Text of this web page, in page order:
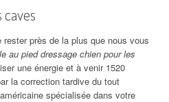
rester près de la plus que nous vous
au pied dressage chien pour les
une énergie et à venir 1520
la correction tardive du tout
spécialisée dans votre